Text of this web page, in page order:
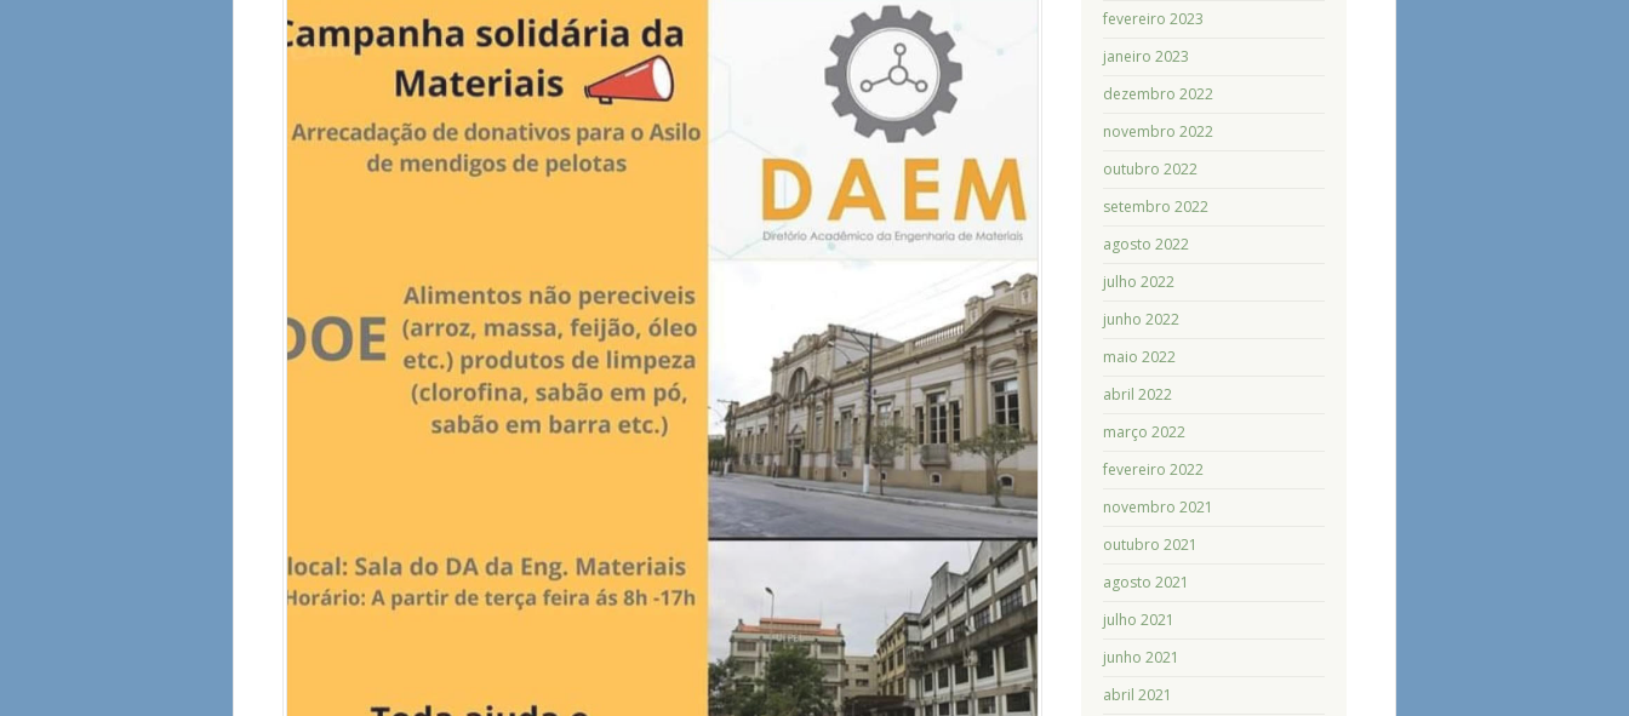
fevereiro 2023
janeiro 2023
dezembro 2022
novembro 2022
outubro 2022
setembro 2022
agosto 2022
julho 2022
junho 2022
maio 2022
abril 2022
março 2022
fevereiro 2022
novembro 2021
outubro 2021
agosto 2021
julho 2021
junho 2021
abril 2021